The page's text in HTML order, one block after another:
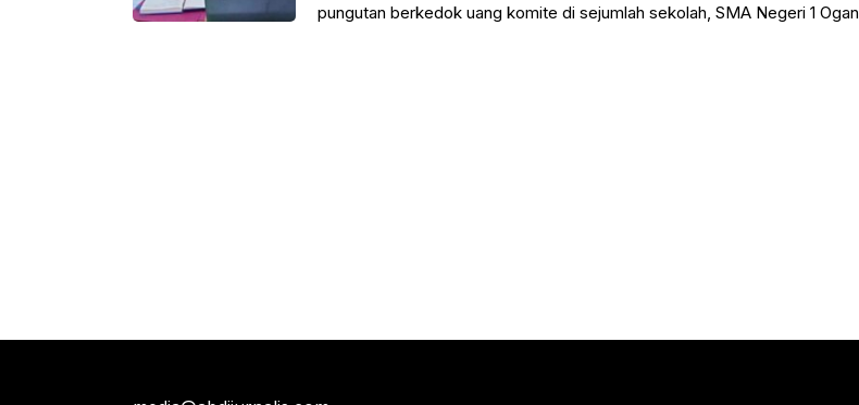
pungutan berkedok uang komite di sejumlah sekolah, SMA Negeri 1 Ogan